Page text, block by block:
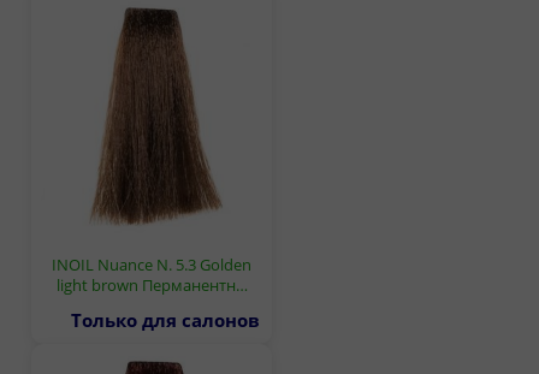
INOIL Nuance N. 5.3 Golden
light brown Перманентн…
Только для салонов